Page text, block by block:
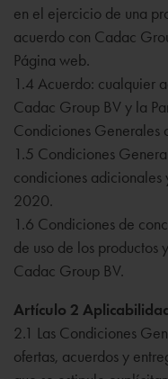
en el ejercicio de una
acuerdo con Cadac
Página web.
1.4 Acuerdo: cualquier
Cadac Group BV y la
Condiciones Generales
1.5 Condiciones
condiciones
2020.
1.6 Condiciones de
de uso de los productos
Cadac Group BV.
Artículo 2
2.1 Las Condiciones
ofertas, acuerdos y